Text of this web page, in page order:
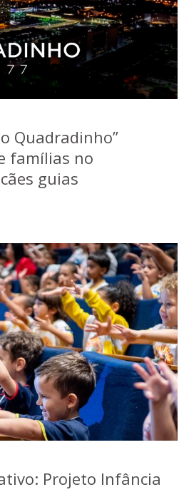
Quadradinho”
famílias no
guias
Projeto Infância